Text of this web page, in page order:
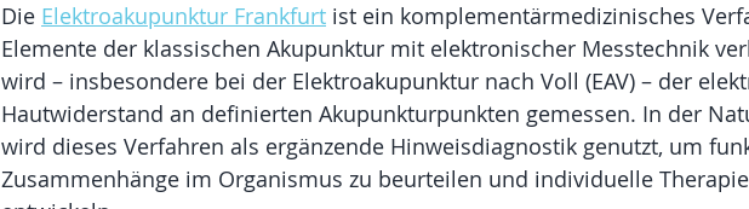
Die Elektroakupunktur Frankfurt ist ein komplementärmedizinisches
Elemente der klassischen Akupunktur mit elektronischer Messtechnik
wird – insbesondere bei der Elektroakupunktur nach Voll (EAV) – der
Hautwiderstand an definierten Akupunkturpunkten gemessen. In der
wird dieses Verfahren als ergänzende Hinweisdiagnostik genutzt, um
Zusammenhänge im Organismus zu beurteilen und individuelle